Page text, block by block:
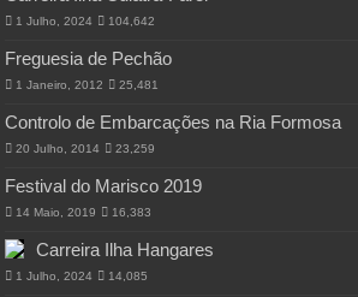
1 Julho, 2024 104,642
Freguesia de Pechão
1 Janeiro, 2012 25,481
Controlo de Embarcações na Ria Formosa
20 Julho, 2014 23,259
Festival do Marisco 2019
14 Maio, 2019 16,383
Carreira Ilha Hangares
1 Julho, 2024 14,085